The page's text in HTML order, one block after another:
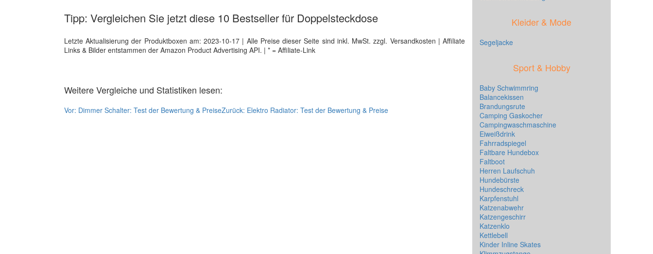
Tipp: Vergleichen Sie jetzt diese 10 Bestseller für Doppelsteckdose
Letzte Aktualisierung der Produktboxen am: 2023-10-17 | Alle Preise dieser Seite sind inkl. MwSt. zzgl. Versandkosten | Affiliate
Links & Bilder entstammen der Amazon Product Advertising API. | * = Affiliate-Link
Weitere Vergleiche und Statistiken lesen:
Vor: Dimmer Schalter: Test der Bewertung & PreiseZurück: Elektro Radiator: Test der Bewertung & Preise
Kleider & Mode
Segeljacke
Sport & Hobby
Baby Schwimmring
Balancekissen
Brandungsrute
Camping Gaskocher
Campingwaschmaschine
Eiweißdrink
Fahrradspiegel
Faltbare Hundebox
Faltboot
Herren Laufschuh
Hundebürste
Hundeschreck
Karpfenstuhl
Katzenabwehr
Katzengeschirr
Katzenklo
Kettlebell
Kinder Inline Skates